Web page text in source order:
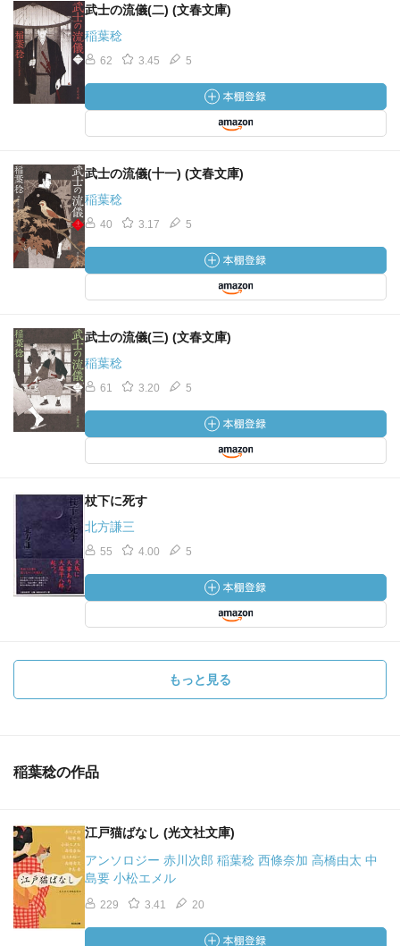
皆幸せになっていく結末で､安心した気分になった。
武士の流儀(二) (文春文庫)
稲葉稔
62 3.45 5
武士の流儀(十一) (文春文庫)
稲葉稔
40 3.17 5
武士の流儀(三) (文春文庫)
稲葉稔
61 3.20 5
杖下に死す
北方謙三
55 4.00 5
もっと見る
稲葉稔の作品
江戸猫ばなし (光文社文庫)
アンソロジー 赤川次郎 稲葉稔 西條奈加 高橋由太 中
島要 小松エメル
229 3.41 20